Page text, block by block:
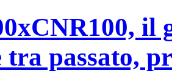
il
tra passato,